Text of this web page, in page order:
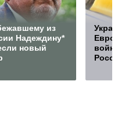
из
Надеждину*
новый